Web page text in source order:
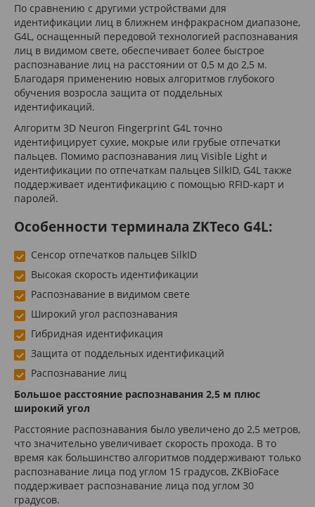
По сравнению с другими устройствами для
идентификации лиц в ближнем инфракрасном диапазоне,
G4L, оснащенный передовой технологией распознавания
лиц в видимом свете, обеспечивает более быстрое
распознавание лиц на расстоянии от 0,5 м до 2,5 м.
Благодаря применению новых алгоритмов глубокого
обучения возросла защита от поддельных
идентификаций.
Алгоритм 3D Neuron Fingerprint G4L точно
идентифицирует сухие, мокрые или грубые отпечатки
пальцев. Помимо распознавания лиц Visible Light и
идентификации по отпечаткам пальцев SilkID, G4L также
поддерживает идентификацию с помощью RFID-карт и
паролей.
Особенности терминала ZKTeco G4L:
Сенсор отпечатков пальцев SilkID
Высокая скорость идентификации
Распознавание в видимом свете
Широкий угол распознавания
Гибридная идентификация
Защита от поддельных идентификаций
Распознавание лиц
Большое расстояние распознавания 2,5 м плюс
широкий угол
Расстояние распознавания было увеличено до 2,5 метров,
что значительно увеличивает скорость прохода. В то
время как большинство алгоритмов поддерживают только
распознавание лица под углом 15 градусов, ZKBioFace
поддерживает распознавание лица под углом 30
градусов.